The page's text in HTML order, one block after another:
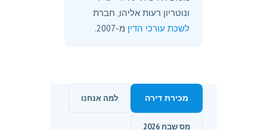
ונוטריון רעות אליהו, חברת
לשכת עורכי הדין מ-2007.
מכירת דירה למה אנחנו
מס שבח 2026